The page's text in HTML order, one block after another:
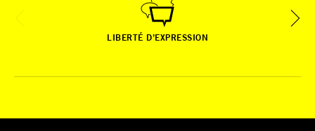
LIBERTÉ D’EXPRESSION